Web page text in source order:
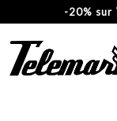
-20% sur